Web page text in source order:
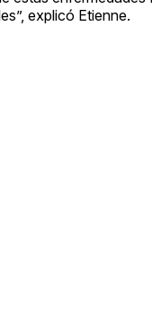
explicó Etienne.